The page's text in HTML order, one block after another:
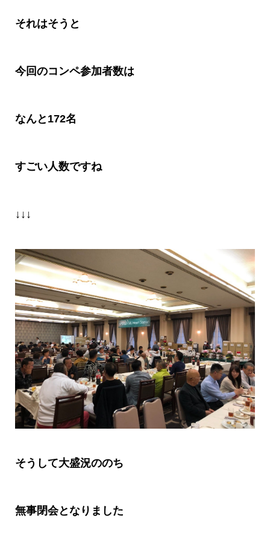
それはそうと
今回のコンペ参加者数は
なんと 172名
すごい人数ですね
↓↓↓
そうして大盛況ののち
無事閉会となりました